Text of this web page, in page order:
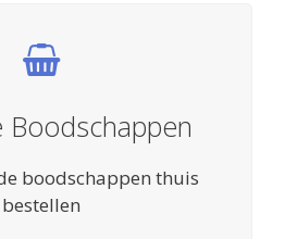
Boodschappen
boodschappen thuis
bestellen